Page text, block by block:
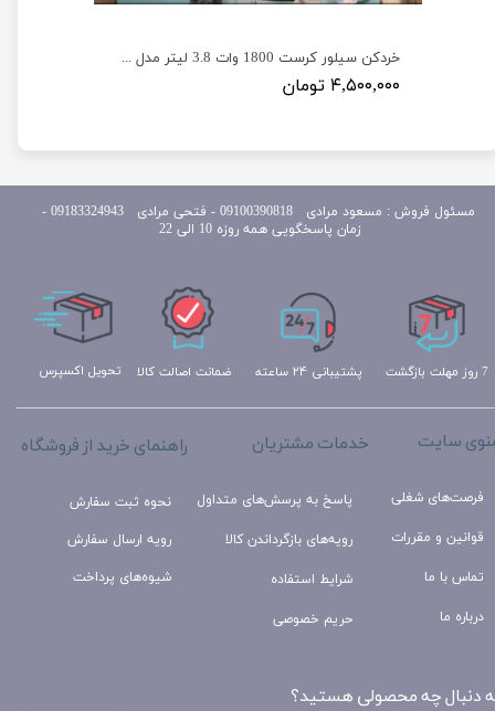
خردکن سیلور کرست 1800 وات 3.8 لیتر مدل Silver Crest SV-6188
۴,۵۰۰,۰۰۰ تومان
تحویل اکسپرس پشتیبانی ۲۴ ساعته 7 روز مهلت بازگشت ضمانت اصالت کالا
راهنمای خرید از فروشگاه
نحوه ثبت سفارش
رویه ارسال سفارش
شیوه‌های پرداخت
خدمات مشتریان
پاسخ به پرسش‌های متداول
رویه‌های بازگرداندن کالا
شرایط استفاده
حریم خصوصی
سایت
فرصت‌های شغلی
قوانین و مقررات
تماس با ما
درباره ما
دنبال چه محصولی هستید؟
مسئول
فروش : مسعود مرادی 09100390818​​​​​​​ ​​​​​​​- فتحی مرادی 09183324943 -
زمان پاسخگویی همه روزه 10 الی 22